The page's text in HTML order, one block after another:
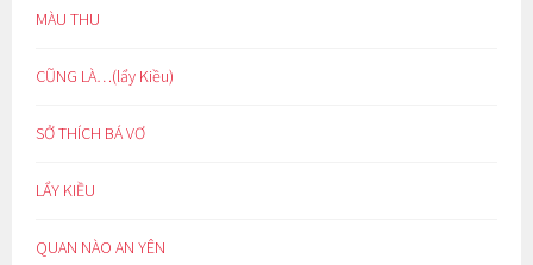
MÀU THU
CŨNG LÀ…(lẩy Kiều)
SỞ THÍCH BÁ VƠ
LẨY KIỀU
QUAN NÀO AN YÊN